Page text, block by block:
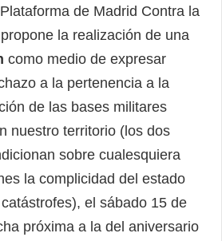
de Madrid Contra la
la realización de una
como medio de expresar
a la pertenencia a la
de las bases militares
nuestro territorio (los dos
sobre cualesquiera
la complicidad del estado
el sábado 15 de
próxima a la del aniversario